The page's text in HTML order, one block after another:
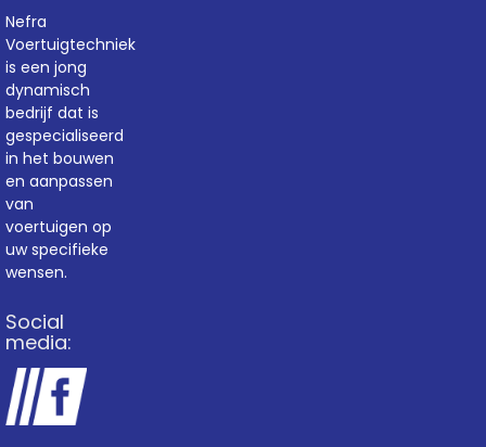
Nefra
Voertuigtechniek
is een jong
dynamisch
bedrijf dat is
gespecialiseerd
in het bouwen
en aanpassen
van
voertuigen op
uw specifieke
wensen.
Social
media: